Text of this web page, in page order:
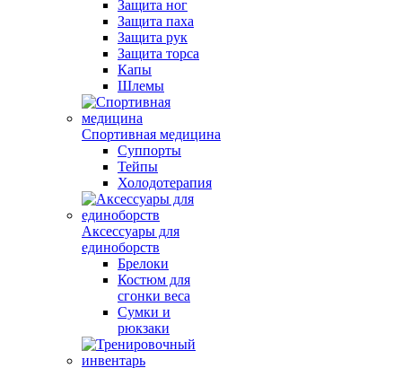
Защита ног
Защита паха
Защита рук
Защита торса
Капы
Шлемы
Спортивная медицина
Суппорты
Тейпы
Холодотерапия
Аксессуары для
единоборств
Брелоки
Костюм для
сгонки веса
Сумки и
рюкзаки